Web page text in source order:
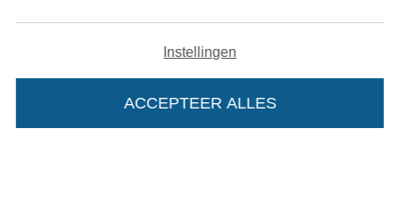
Deutsch
Instellingen
ACCEPTEER ALLES